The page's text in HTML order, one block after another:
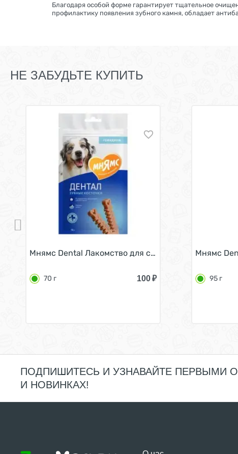
Благодаря особой форме гарантирует тщательное
профилактику появления зубного камня, обладает
НЕ ЗАБУДЬТЕ КУПИТЬ
Мнямс Dental Лакомство для собак Зубные
70 г 100₽
Мнямс
95 г
ПОДПИШИТЕСЬ И УЗНАВАЙТЕ ПЕРВЫМИ
И НОВИНКАХ!